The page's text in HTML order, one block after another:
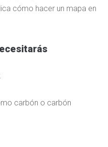
cómo hacer un mapa en
carbón o carbón